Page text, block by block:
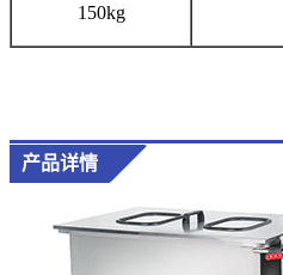
150kg
产品详情